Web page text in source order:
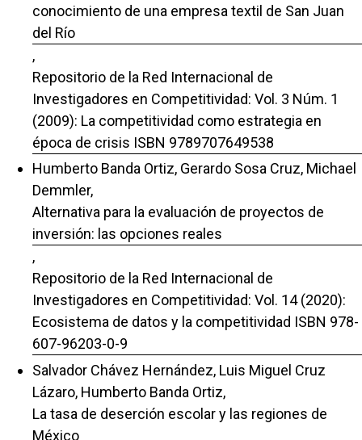
conocimiento de una empresa textil de San Juan
del Río
,
Repositorio de la Red Internacional de
Investigadores en Competitividad: Vol. 3 Núm. 1
(2009): La competitividad como estrategia en
época de crisis ISBN 9789707649538
Humberto Banda Ortiz, Gerardo Sosa Cruz, Michael
Demmler,
Alternativa para la evaluación de proyectos de
inversión: las opciones reales
,
Repositorio de la Red Internacional de
Investigadores en Competitividad: Vol. 14 (2020):
Ecosistema de datos y la competitividad ISBN 978-
607-96203-0-9
Salvador Chávez Hernández, Luis Miguel Cruz
Lázaro, Humberto Banda Ortiz,
La tasa de deserción escolar y las regiones de
México